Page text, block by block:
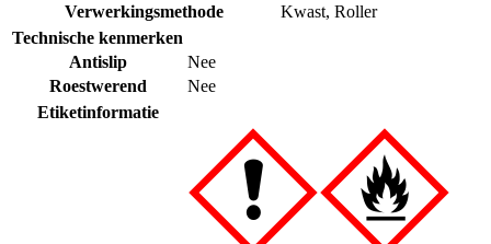
Verwerkingsmethode
Kwast, Roller
Technische kenmerken
Antislip
Nee
Roestwerend
Nee
Etiketinformatie